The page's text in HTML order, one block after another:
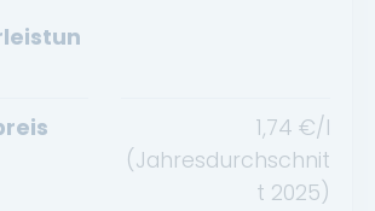
1,74 €/l
(Jahresdurchschnit
t 2025)